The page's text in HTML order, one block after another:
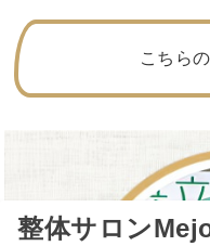
整体サロン
こちら